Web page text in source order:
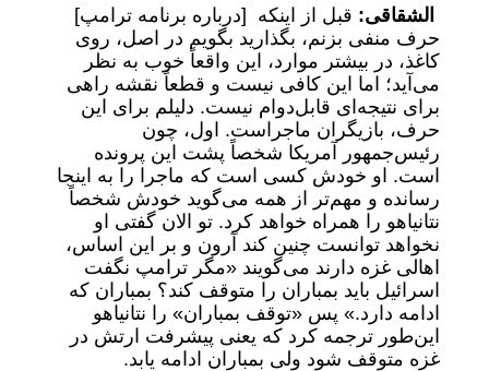
الشقاقی: قبل از اینکه [درباره برنامه ترامپ]
حرف منفی بزنم، بگذارید بگویم در اصل، روی
کاغذ، در بیشتر موارد، این واقعاً خوب به نظر
می‌آید؛ اما این کافی نیست و قطعاً نقشه راهی
برای نتیجه‌ای قابل‌دوام نیست. دلیلم برای این
حرف، بازیگران ماجراست. اول، چون
رئیس‌جمهور آمریکا شخصاً پشت این پرونده
است. او خودش کسی است که ماجرا را به اینجا
رسانده و مهم‌تر از همه می‌گوید خودش شخصاً
نتانیاهو را همراه خواهد کرد. تو الان گفتی او
نخواهد توانست چنین کند آرون و بر این اساس،
اهالی غزه دارند می‌گویند «مگر ترامپ نگفت
اسرائیل باید بمباران را متوقف کند؟ بمباران که
ادامه دارد.» پس «توقف بمباران» را نتانیاهو
این‌طور ترجمه کرد که یعنی پیشرفت ارتش در
غزه متوقف شود ولی بمباران ادامه یابد.